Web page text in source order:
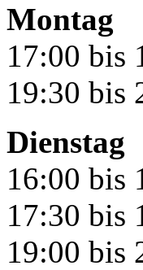
Montag
17:00 bis
19:30 bis
Dienstag
16:00 bis
17:30 bis
19:00 bis